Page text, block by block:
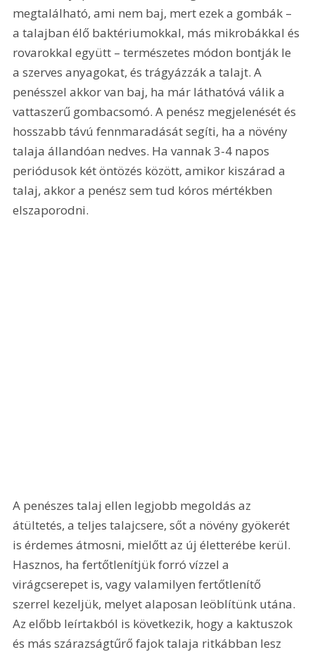
megtalálható, ami nem baj, mert ezek a gombák –
a talajban élő baktériumokkal, más mikrobákkal és
rovarokkal együtt – természetes módon bontják le
a szerves anyagokat, és trágyázzák a talajt. A
penésszel akkor van baj, ha már láthatóvá válik a
vattaszerű gombacsomó. A penész megjelenését és
hosszabb távú fennmaradását segíti, ha a növény
talaja állandóan nedves. Ha vannak 3-4 napos
periódusok két öntözés között, amikor kiszárad a
talaj, akkor a penész sem tud kóros mértékben
elszaporodni.
A penészes talaj ellen legjobb megoldás az
átültetés, a teljes talajcsere, sőt a növény gyökerét
is érdemes átmosni, mielőtt az új életterébe kerül.
Hasznos, ha fertőtlenítjük forró vízzel a
virágcserepet is, vagy valamilyen fertőtlenítő
szerrel kezeljük, melyet alaposan leöblítünk utána.
Az előbb leírtakból is következik, hogy a kaktuszok
és más szárazságtűrő fajok talaja ritkábban lesz